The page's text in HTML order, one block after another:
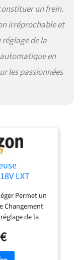
un frein.
irréprochable et
de la
en
les passionnées
LXT
Permet un
Changement
de la
Lubrification
la chaîne